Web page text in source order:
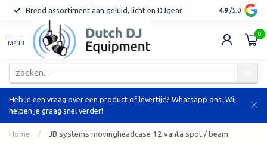
Breed assortiment aan geluid, licht en DJgear Tot 7 jaar
4.9 /5.0
MENU
0
Heb je een vraag over een product of levertijd? Whatsapp ons. Wij
helpen je graag snel verder!
Home / JB systems movingheadcase 12 vanta spot / beam